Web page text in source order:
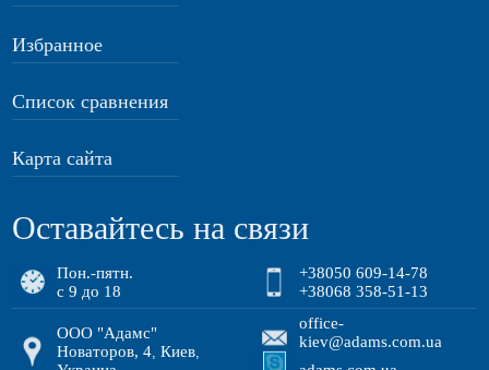
Избранное
Список сравнения
Карта сайта
Оставайтесь на связи
Пон.-пятн.
с 9 до 18
+38050 609-14-78
+38068 358-51-13
ООО "Адамс"
Новаторов, 4 ,Киев
office-
kiev@adams.com.ua